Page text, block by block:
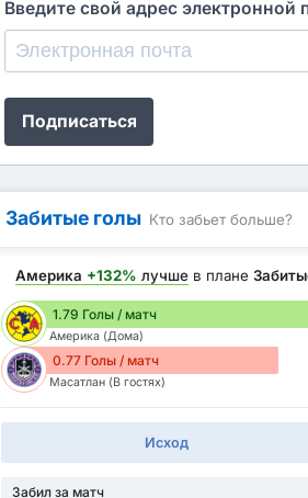
Введите свой адрес электронной
Подписаться
Забитые голы Кто забьет больше?
Америка +132% лучше в плане
1.79 Голы / матч
Америка (Дома)
0.77 Голы / матч
Масатлан (В гостях)
Исход
Забил за матч